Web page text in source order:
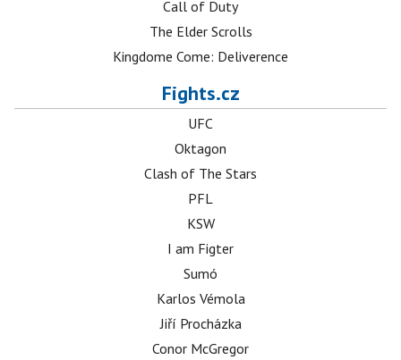
Call of Duty
The Elder Scrolls
Kingdome Come: Deliverence
Fights.cz
UFC
Oktagon
Clash of The Stars
PFL
KSW
I am Figter
Sumó
Karlos Vémola
Jiří Procházka
Conor McGregor